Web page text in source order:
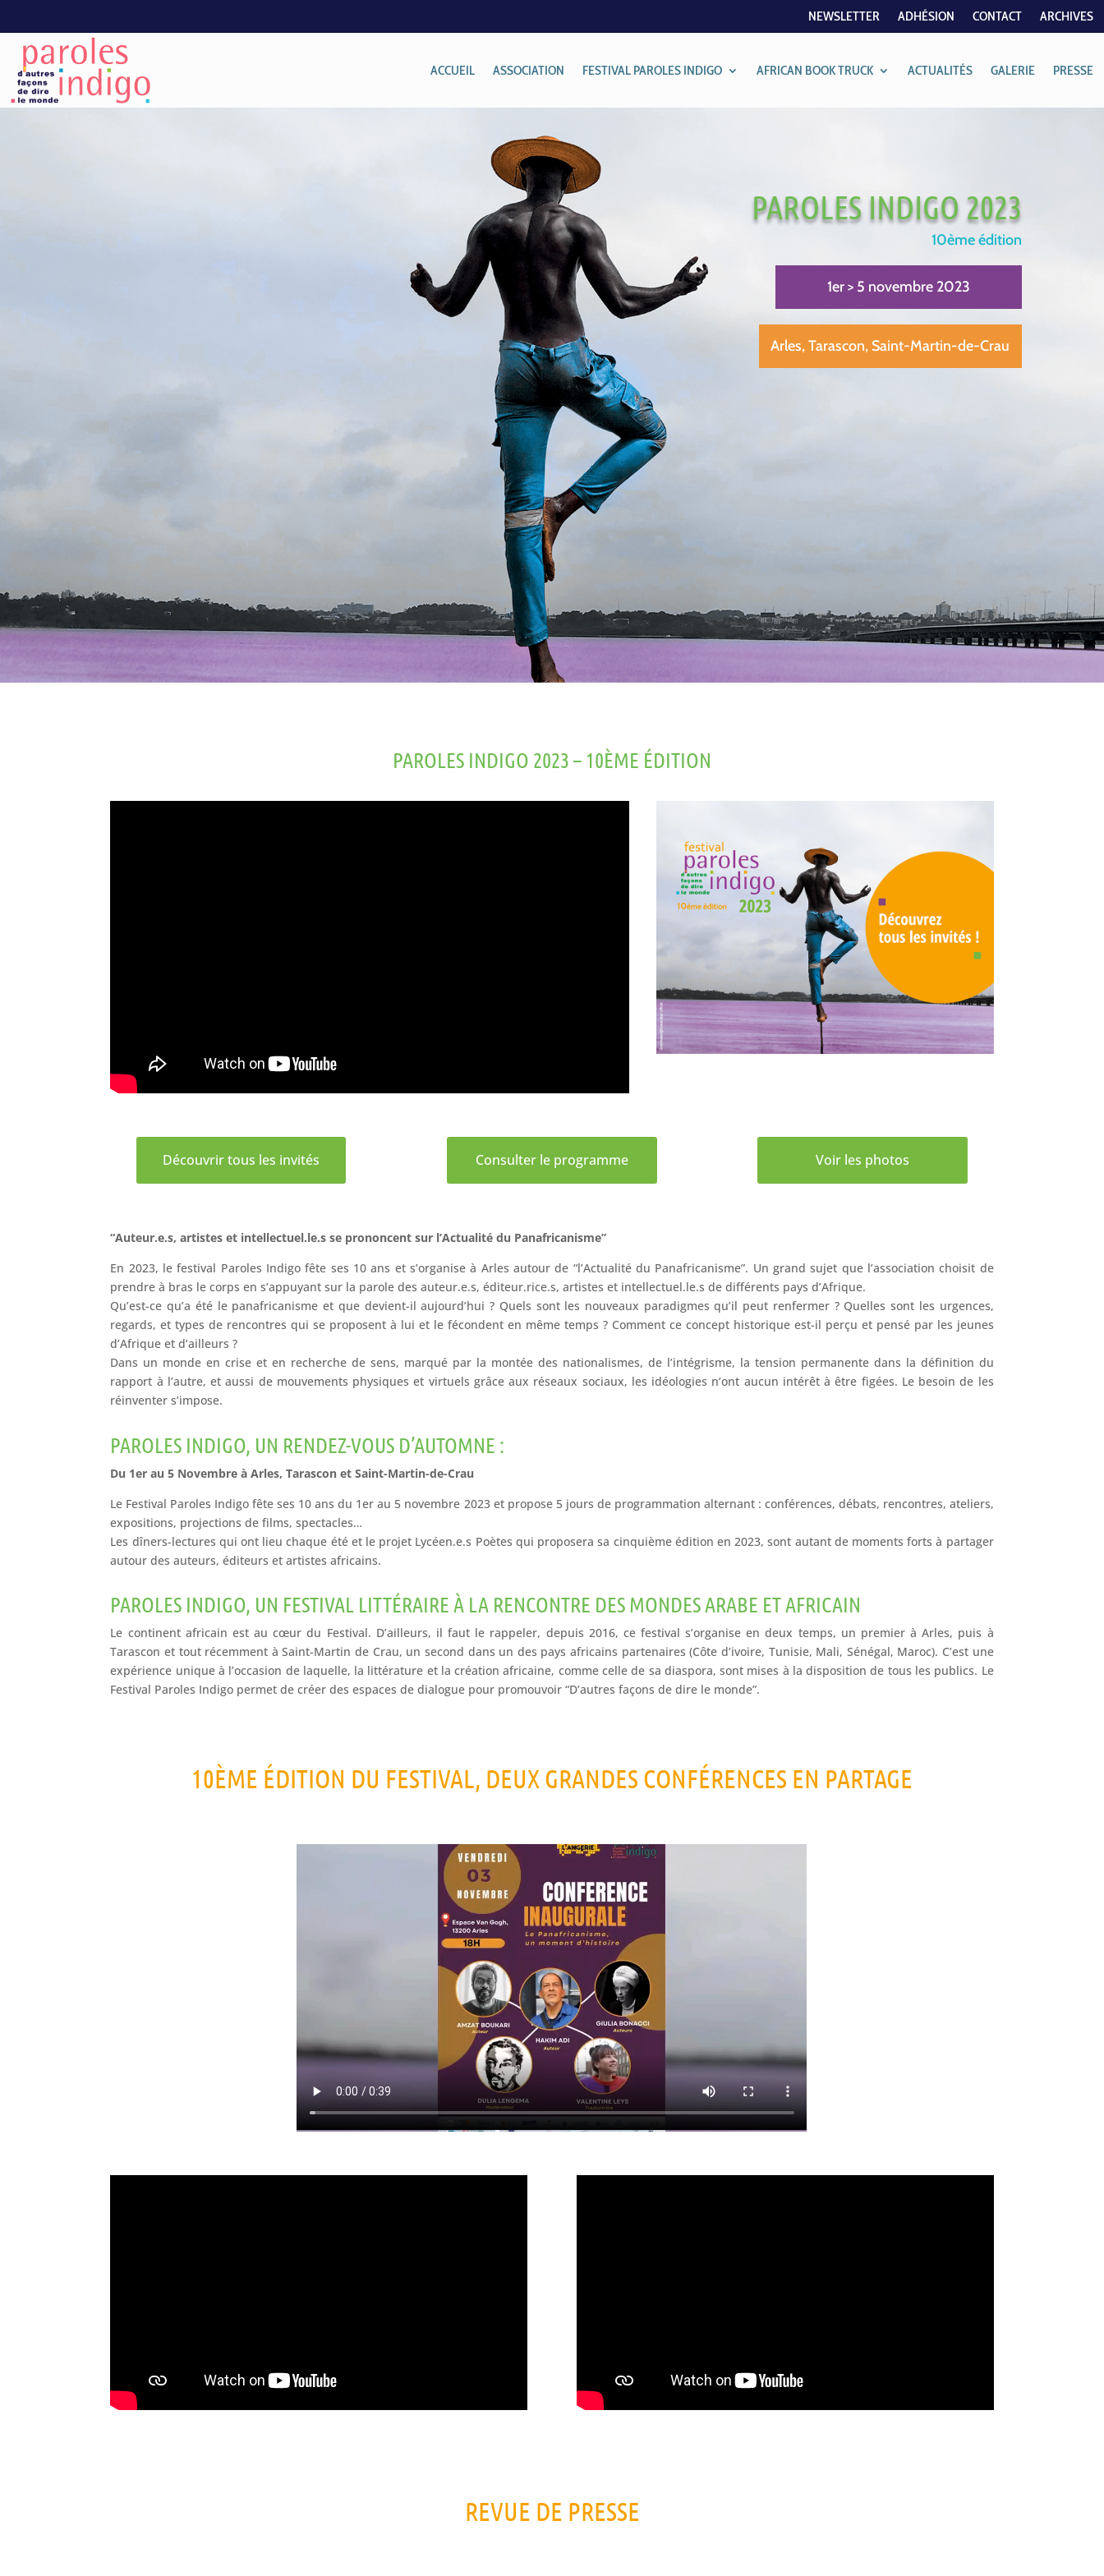
NEWSLETTER ADHÉSION CONTACT ARCHIVES
ACCUEIL ASSOCIATION FESTIVAL PAROLES INDIGO AFRICAN BOOK TRUCK ACTUALITÉS GALERIE PRESSE
PAROLES INDIGO 2023
10ème édition
1er > 5 novembre 2023
Arles, Tarascon, Saint-Martin-de-Crau
PAROLES INDIGO 2023 – 10ÈME ÉDITION
Découvrir tous les invités Consulter le programme Voir les photos
“Auteur.e.s, artistes et intellectuel.le.s se prononcent sur l’Actualité du Panafricanisme”
En 2023, le festival Paroles Indigo fête ses 10 ans et s’organise à Arles autour de “l’Actualité du Panafricanisme”. Un grand sujet que l’association choisit de
prendre à bras le corps en s’appuyant sur la parole des auteur.e.s, éditeur.rice.s, artistes et intellectuel.le.s de différents pays d’Afrique.
Qu’est-ce qu’a été le panafricanisme et que devient-il aujourd’hui ? Quels sont les nouveaux paradigmes qu’il peut renfermer ? Quelles sont les urgences,
regards, et types de rencontres qui se proposent à lui et le fécondent en même temps ? Comment ce concept historique est-il perçu et pensé par les jeunes
d’Afrique et d’ailleurs ?
Dans un monde en crise et en recherche de sens, marqué par la montée des nationalismes, de l’intégrisme, la tension permanente dans la définition du
rapport à l’autre, et aussi de mouvements physiques et virtuels grâce aux réseaux sociaux, les idéologies n’ont aucun intérêt à être figées. Le besoin de les
réinventer s’impose.
PAROLES INDIGO, UN RENDEZ-VOUS D’AUTOMNE :
Du 1er au 5 Novembre à Arles, Tarascon et Saint-Martin-de-Crau
Le Festival Paroles Indigo fête ses 10 ans du 1er au 5 novembre 2023 et propose 5 jours de programmation alternant : conférences, débats, rencontres, ateliers,
expositions, projections de films, spectacles…
Les dîners-lectures qui ont lieu chaque été et le projet Lycéen.e.s Poètes qui proposera sa cinquième édition en 2023, sont autant de moments forts à partager
autour des auteurs, éditeurs et artistes africains.
PAROLES INDIGO, UN FESTIVAL LITTÉRAIRE À LA RENCONTRE DES MONDES ARABE ET AFRICAIN
Le continent africain est au cœur du Festival. D’ailleurs, il faut le rappeler, depuis 2016, ce festival s’organise en deux temps, un premier à Arles, puis à
Tarascon et tout récemment à Saint-Martin de Crau, un second dans un des pays africains partenaires (Côte d’ivoire, Tunisie, Mali, Sénégal, Maroc). C’est une
expérience unique à l’occasion de laquelle, la littérature et la création africaine, comme celle de sa diaspora, sont mises à la disposition de tous les publics. Le
Festival Paroles Indigo permet de créer des espaces de dialogue pour promouvoir “D’autres façons de dire le monde”.
10ÈME ÉDITION DU FESTIVAL, DEUX GRANDES CONFÉRENCES EN PARTAGE
REVUE DE PRESSE